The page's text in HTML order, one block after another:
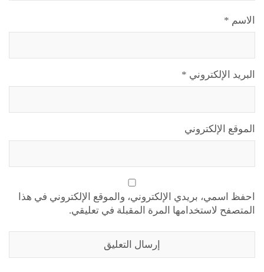
الاسم *
البريد الإلكتروني *
الموقع الإلكتروني
احفظ اسمي، بريدي الإلكتروني، والموقع الإلكتروني في هذا
المتصفح لاستخدامها المرة المقبلة في تعليقي.